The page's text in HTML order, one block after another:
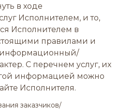
в ходе
Исполнителем, и то,
Исполнителем в
правилами и
информационный/
С перечнем услуг, их
информацией можно
Исполнителя.
заказчиков/